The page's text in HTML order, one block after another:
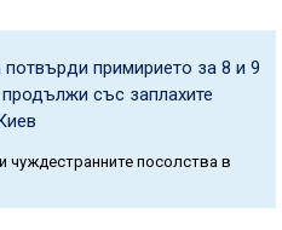
примирието за 8 и 9
със заплахите
чуждестранните посолства в